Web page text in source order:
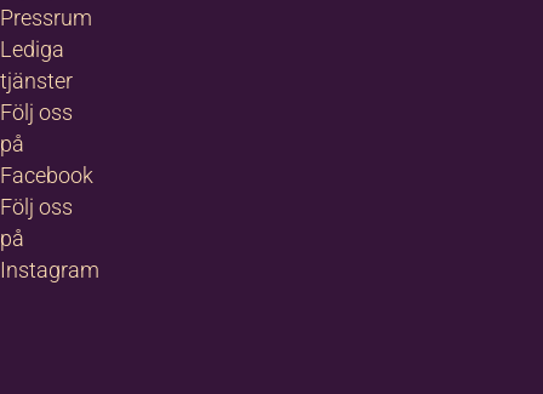
Pressrum
Lediga
tjänster
Följ oss
på
Facebook
Följ oss
på
Instagram